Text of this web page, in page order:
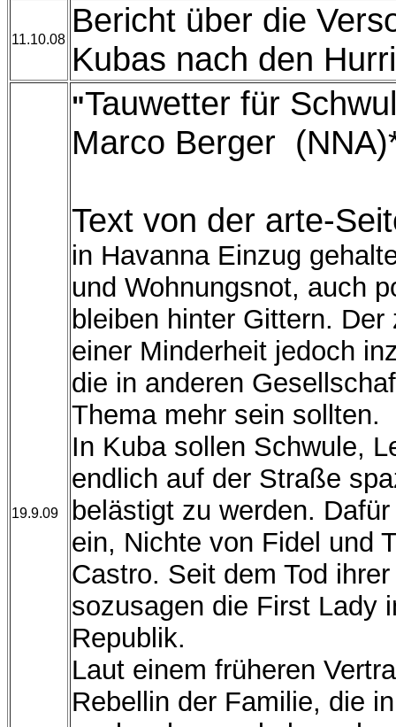
11.10.08
Bericht über die
Kubas nach den
19.9.09
"Tauwetter für
Marco Berger
Text von der arte-
in Havanna Einzug
und Wohnungsnot, auch
bleiben hinter Gittern.
einer Minderheit jedoch
die in anderen
Thema mehr sein sollten.
In Kuba sollen Schwule,
endlich auf der Straße
belästigt zu werden.
ein, Nichte von Fidel und
Castro. Seit dem Tod
sozusagen die First Lady
Republik.
Laut einem früheren
Rebellin der Familie, die